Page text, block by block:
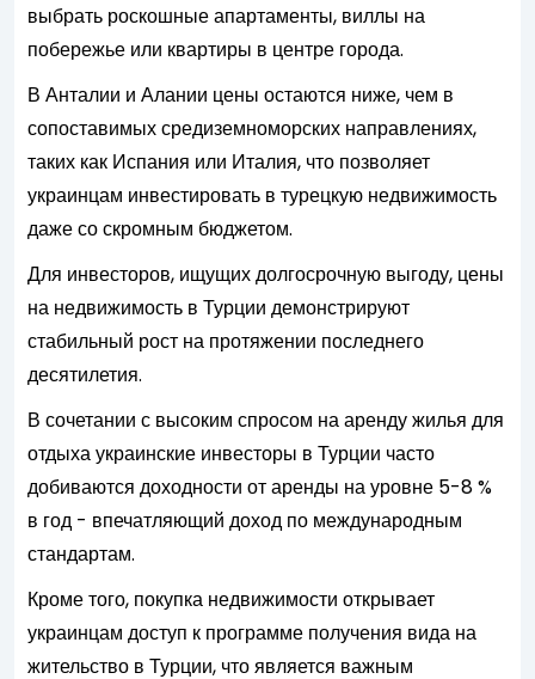
выбрать роскошные апартаменты, виллы на
побережье или квартиры в центре города.
В Анталии и Алании цены остаются ниже, чем в
сопоставимых средиземноморских направлениях,
таких как Испания или Италия, что позволяет
украинцам инвестировать в турецкую недвижимость
даже со скромным бюджетом.
Для инвесторов, ищущих долгосрочную выгоду, цены
на недвижимость в Турции демонстрируют
стабильный рост на протяжении последнего
десятилетия.
В сочетании с высоким спросом на аренду жилья для
отдыха украинские инвесторы в Турции часто
добиваются доходности от аренды на уровне 5-8 %
в год - впечатляющий доход по международным
стандартам.
Кроме того, покупка недвижимости открывает
украинцам доступ к программе получения вида на
жительство в Турции, что является важным